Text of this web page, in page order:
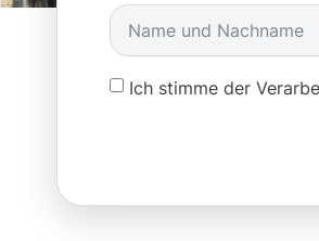
Ich stimme der